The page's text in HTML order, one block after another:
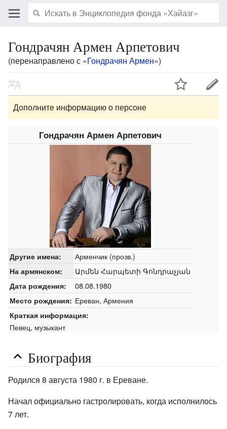
Гондрачян Армен Арпетович
(перенаправлено с «Гондрачян Армен»)
Дополните информацию о персоне
Гондрачян Армен Арпетович
Другие имена: Арменчик (прозв.)
На армянском: Արմեն Հարպետի Գոնդրաչյան
Дата рождения: 08.08.1980
Место рождения: Ереван, Армения
Краткая информация:
Певец, музыкант
Биография
Родился 8 августа 1980 г. в Ереване.
Начал официально гастролировать, когда исполнилось
7 лет.